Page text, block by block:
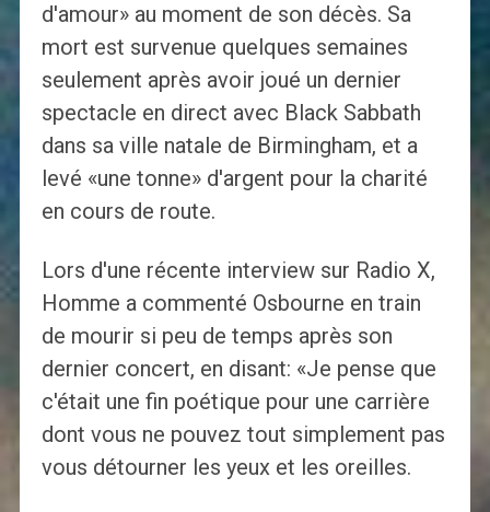
d'amour» au moment de son décès. Sa
mort est survenue quelques semaines
seulement après avoir joué un dernier
spectacle en direct avec Black Sabbath
dans sa ville natale de Birmingham, et a
levé «une tonne» d'argent pour la charité
en cours de route.
Lors d'une récente interview sur Radio X,
Homme a commenté Osbourne en train
de mourir si peu de temps après son
dernier concert, en disant: «Je pense que
c'était une fin poétique pour une carrière
dont vous ne pouvez tout simplement pas
vous détourner les yeux et les oreilles.